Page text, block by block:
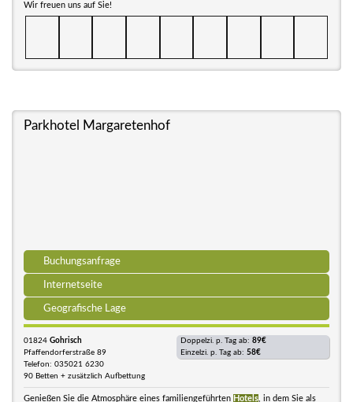
Wir freuen uns auf Sie!
Parkhotel Margaretenhof
Buchungsanfrage
Internetseite
Geografische Lage
01824 Gohrisch
Pfaffendorferstraße 89
Telefon: 035021 6230
90 Betten + zusätzlich Aufbettung
Doppelzi. p. Tag ab: 89€
Einzelzi. p. Tag ab: 58€
Genießen Sie die Atmosphäre eines familiengeführten Hotels , in dem Sie als